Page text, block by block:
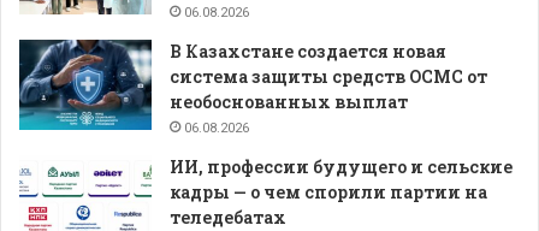
06.08.2026
В Казахстане создается новая
система защиты средств ОСМС от
необоснованных выплат
06.08.2026
ИИ, профессии будущего и сельские
кадры — о чем спорили партии на
теледебатах